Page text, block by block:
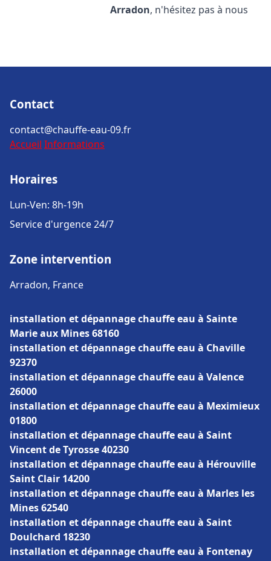
Arradon, n'hésitez pas à nous
Contact
contact@chauffe-eau-09.fr
Accueil Informations
Horaires
Lun-Ven: 8h-19h
Service d'urgence 24/7
Zone intervention
Arradon, France
installation et dépannage chauffe eau à Sainte
Marie aux Mines 68160
installation et dépannage chauffe eau à Chaville
92370
installation et dépannage chauffe eau à Valence
26000
installation et dépannage chauffe eau à Meximieux
01800
installation et dépannage chauffe eau à Saint
Vincent de Tyrosse 40230
installation et dépannage chauffe eau à Hérouville
Saint Clair 14200
installation et dépannage chauffe eau à Marles les
Mines 62540
installation et dépannage chauffe eau à Saint
Doulchard 18230
installation et dépannage chauffe eau à Fontenay